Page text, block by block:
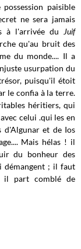
paisible
ne sera jamais
à l'arrivée du Juif
qu'au bruit des
du monde.... Il a
usurpation du
puisqu'il étoit
le confia à la terre.
héritiers, qui
celui .qui les en
d'Algunar et de Ios
Mais hélas ! il
du bonheur des
démangent ; il faut
il part comblé de